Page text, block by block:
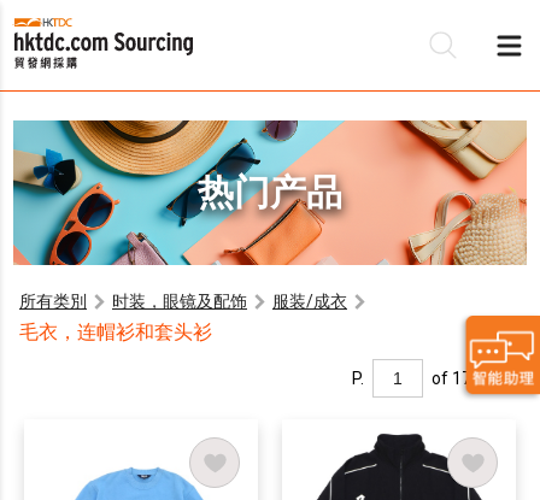
热门产品
所有类別 时装，眼镜及配饰 服装/成衣
毛衣，连帽衫和套头衫
P. of 17